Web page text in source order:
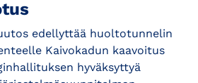
edellyttää huoltotunnelin
Kaivokadun kaavoitus
hyväksyttyä